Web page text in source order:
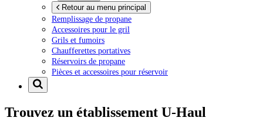
Retour au menu principal
Remplissage de propane
Accessoires pour le gril
Grils et fumoirs
Chaufferettes portatives
Réservoirs de propane
Pièces et accessoires pour réservoir
Trouvez un établissement U-Haul